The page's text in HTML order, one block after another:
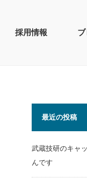
採用情報
最近の投稿
武蔵技研のキャ
んです